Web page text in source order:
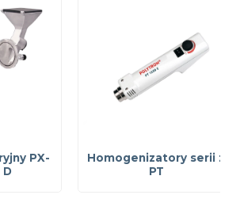
PX-
D
Homogenizatory serii z
PT